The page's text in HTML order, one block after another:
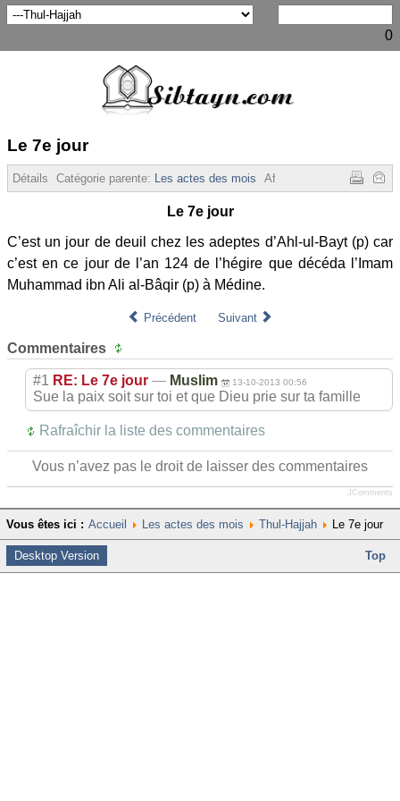
0
Le 7e jour
Détails Catégorie parente: Les actes des mois Affichages : 3615
Le 7e jour
C’est un jour de deuil chez les adeptes d’Ahl-ul-Bayt (p) car
c’est en ce jour de l’an 124 de l’hégire que décéda l’Imam
Muhammad ibn Ali al-Bâqir (p) à Médine.
Précédent Suivant
Commentaires
#1 RE: Le 7e jour — Muslim 13-10-2013 00:56
Sue la paix soit sur toi et que Dieu prie sur ta famille
Rafraîchir la liste des commentaires
Vous n’avez pas le droit de laisser des commentaires
JComments
Vous êtes ici : Accueil Les actes des mois Thul-Hajjah Le 7e jour
Desktop Version Top